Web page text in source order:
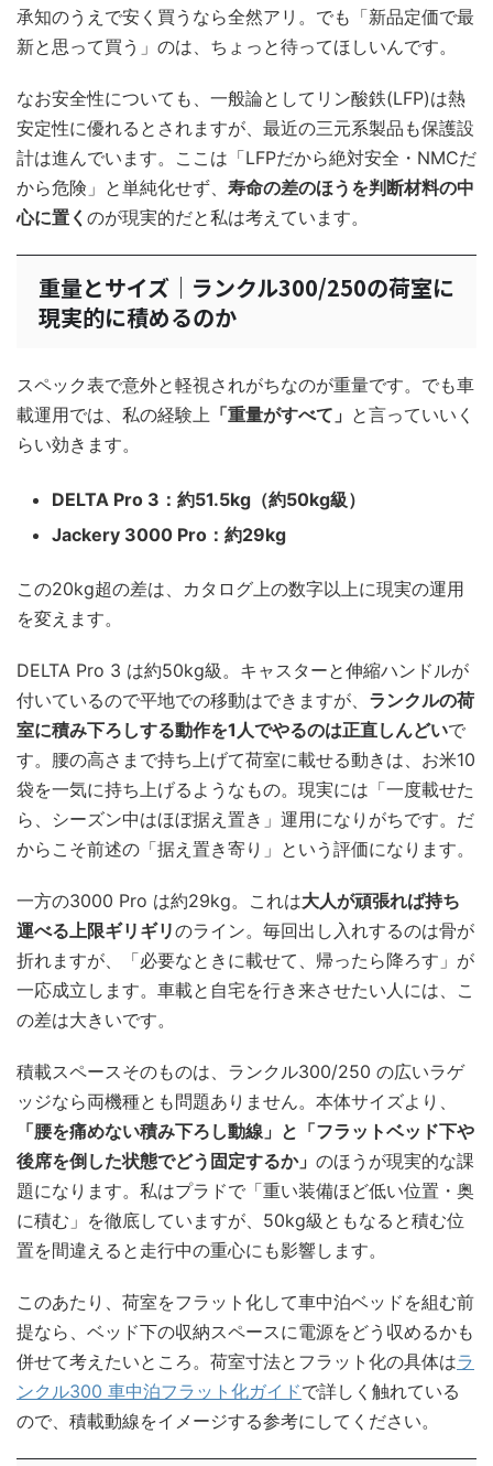
承知のうえで安く買うなら全然アリ。でも「新品定価で最
新と思って買う」のは、ちょっと待ってほしいんです。
なお安全性についても、一般論としてリン酸鉄(LFP)は熱
安定性に優れるとされますが、最近の三元系製品も保護設
計は進んでいます。ここは「LFPだから絶対安全・NMCだ
から危険」と単純化せず、 寿命の差のほうを判断材料の中
心に置く のが現実的だと私は考えています。
重量とサイズ｜ランクル300/250の荷室に
現実的に積めるのか
スペック表で意外と軽視されがちなのが重量です。でも車
載運用では、私の経験上 「重量がすべて」 と言っていいく
らい効きます。
DELTA Pro 3：約51.5kg（約50kg級）
Jackery 3000 Pro：約29kg
この20kg超の差は、カタログ上の数字以上に現実の運用
を変えます。
DELTA Pro 3 は約50kg級。キャスターと伸縮ハンドルが
付いているので平地での移動はできますが、 ランクルの荷
室に積み下ろしする動作を1人でやるのは正直しんどいで
す。腰の高さまで持ち上げて荷室に載せる動きは、お米10
袋を一気に持ち上げるようなもの。現実には「一度載せた
ら、シーズン中はほぼ据え置き」運用になりがちです。だ
からこそ前述の「据え置き寄り」という評価になります。
一方の3000 Pro は約29kg。これは大人が頑張れば持ち
運べる上限ギリギリのライン。毎回出し入れするのは骨が
折れますが、「必要なときに載せて、帰ったら降ろす」が
一応成立します。車載と自宅を行き来させたい人には、こ
の差は大きいです。
積載スペースそのものは、ランクル300/250 の広いラゲ
ッジなら両機種とも問題ありません。本体サイズより、
「腰を痛めない積み下ろし動線」と「フラットベッド下や
後席を倒した状態でどう固定するか」 のほうが現実的な課
題になります。私はプラドで「重い装備ほど低い位置・奥
に積む」を徹底していますが、50kg級ともなると積む位
置を間違えると走行中の重心にも影響します。
このあたり、荷室をフラット化して車中泊ベッドを組む前
提なら、ベッド下の収納スペースに電源をどう収めるかも
併せて考えたいところ。荷室寸法とフラット化の具体はラ
ンクル300 車中泊フラット化ガイドで詳しく触れている
ので、積載動線をイメージする参考にしてください。